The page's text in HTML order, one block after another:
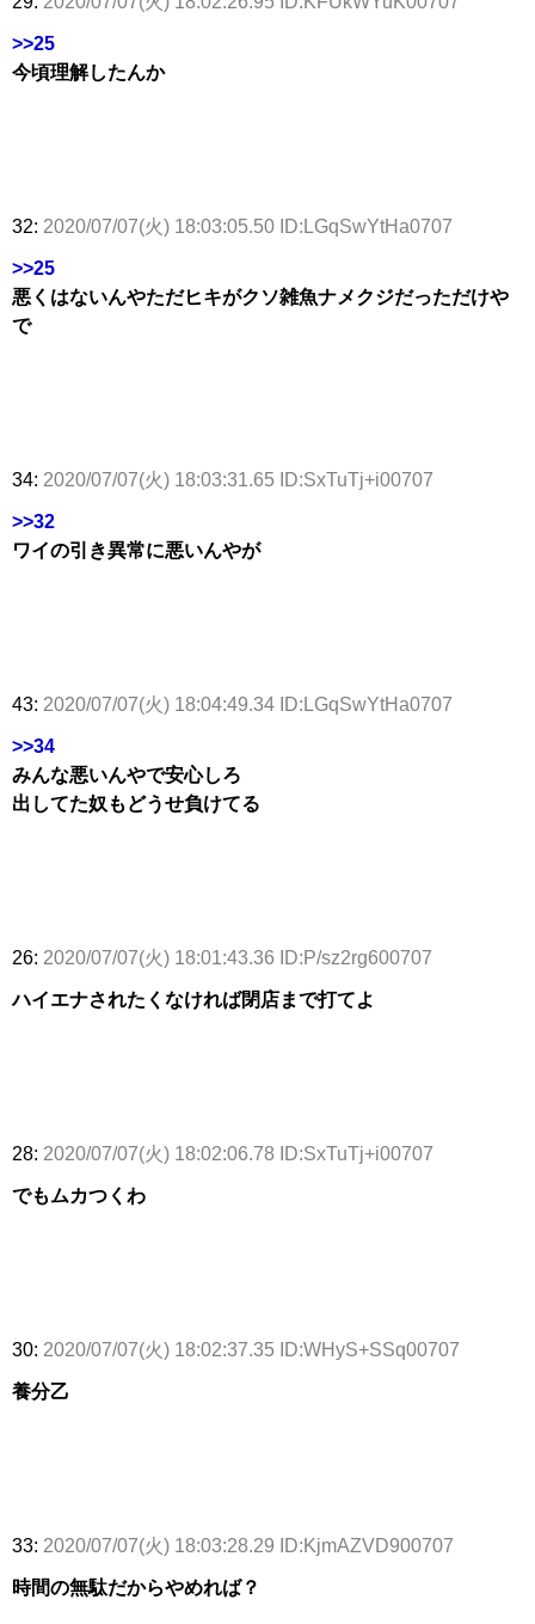
>>25
今頃理解したんか
32: 2020/07/07(火) 18:03:05.50 ID:LGqSwYtHa0707
>>25
悪くはないんやただヒキがクソ雑魚ナメクジだっただけや
で
34: 2020/07/07(火) 18:03:31.65 ID:SxTuTj+i00707
>>32
ワイの引き異常に悪いんやが
43: 2020/07/07(火) 18:04:49.34 ID:LGqSwYtHa0707
>>34
みんな悪いんやで安心しろ
出してた奴もどうせ負けてる
26: 2020/07/07(火) 18:01:43.36 ID:P/sz2rg600707
ハイエナされたくなければ閉店まで打てよ
28: 2020/07/07(火) 18:02:06.78 ID:SxTuTj+i00707
でもムカつくわ
30: 2020/07/07(火) 18:02:37.35 ID:WHyS+SSq00707
養分乙
33: 2020/07/07(火) 18:03:28.29 ID:KjmAZVD900707
時間の無駄だからやめれば？